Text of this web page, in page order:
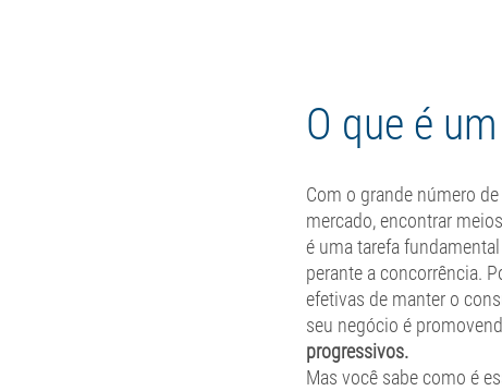
O que é
Com o grande número
mercado, encontrar
é uma tarefa
perante a concorrência.
efetivas de manter o
seu negócio é
progressivos.
Mas você sabe como é